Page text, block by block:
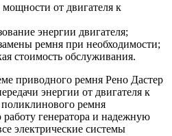
от двигателя к
энергии двигателя;
ремня при необходимости;
стоимость обслуживания.
приводного ремня Рено Дастер
энергии от двигателя к
поликлинового ремня
генератора и надежную
электрические системы